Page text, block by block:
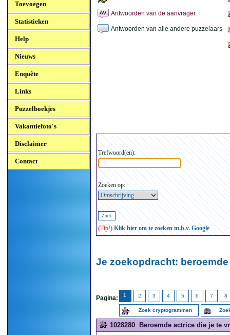
Toevoegen
Statistieken
Help
Nieuws
Enquête
Links
Puzzelboekjes
Vakantiefoto's
Disclaimer
Contact
Antwoorden van de aanvrager
Antwoorden van alle andere puzzelaars
Trefwoord(en):
Zoeken op:
(Tip!) Klik hier om te zoeken m.b.v. Google
Je zoekopdracht: beroemde
Pagina: 1 2 3 4 5 6 7 8
Zoek cryptogrammen
1028280 Beroemde actrice die je te